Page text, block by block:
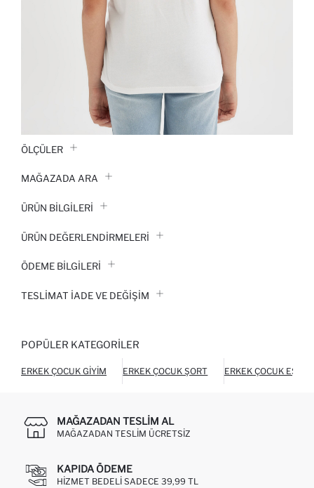
ÖLÇÜLER
MAĞAZADA ARA
ÜRÜN BILGILERI
ÜRÜN DEĞERLENDİRMELERİ
ÖDEME BİLGİLERİ
TESLIMAT İADE VE DEĞIŞIM
POPÜLER KATEGORILER
ERKEK ÇOCUK GIYIM ERKEK ÇOCUK ŞORT ERKEK ÇOCUK
MAĞAZADAN TESLIM AL
MAĞAZADAN TESLIM ÜCRETSIZ
KAPIDA ÖDEME
HIZMET BEDELI SADECE 39,99 TL